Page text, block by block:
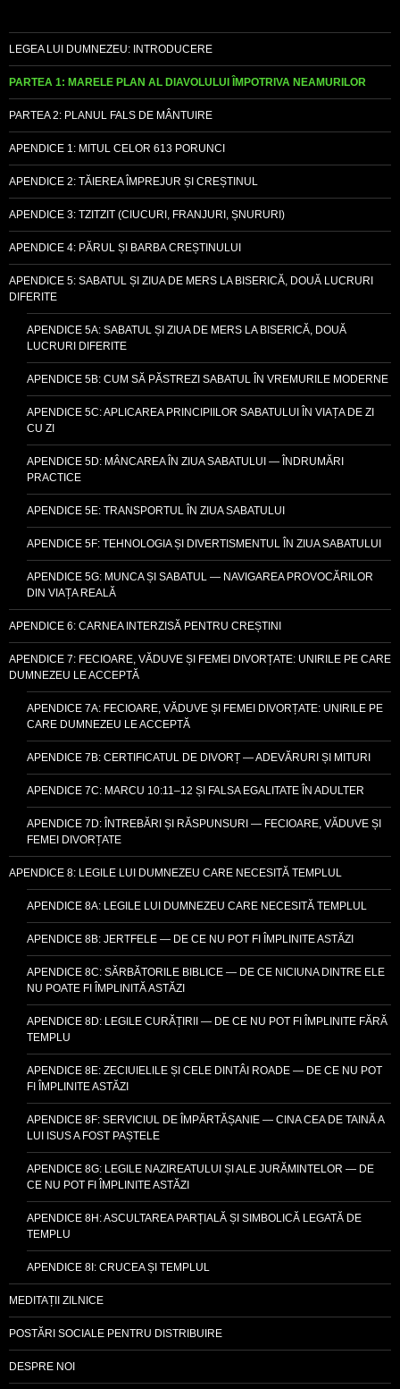
LEGEA LUI DUMNEZEU: INTRODUCERE
PARTEA 1: MARELE PLAN AL DIAVOLULUI ÎMPOTRIVA NEAMURILOR
PARTEA 2: PLANUL FALS DE MÂNTUIRE
APENDICE 1: MITUL CELOR 613 PORUNCI
APENDICE 2: TĂIEREA ÎMPREJUR ȘI CREȘTINUL
APENDICE 3: TZITZIT (CIUCURI, FRANJURI, ȘNURURI)
APENDICE 4: PĂRUL ȘI BARBA CREȘTINULUI
APENDICE 5: SABATUL ȘI ZIUA DE MERS LA BISERICĂ, DOUĂ LUCRURI
DIFERITE
APENDICE 5A: SABATUL ȘI ZIUA DE MERS LA BISERICĂ, DOUĂ
LUCRURI DIFERITE
APENDICE 5B: CUM SĂ PĂSTREZI SABATUL ÎN VREMURILE MODERNE
APENDICE 5C: APLICAREA PRINCIPIILOR SABATULUI ÎN VIAȚA DE ZI
CU ZI
APENDICE 5D: MÂNCAREA ÎN ZIUA SABATULUI — ÎNDRUMĂRI
PRACTICE
APENDICE 5E: TRANSPORTUL ÎN ZIUA SABATULUI
APENDICE 5F: TEHNOLOGIA ȘI DIVERTISMENTUL ÎN ZIUA SABATULUI
APENDICE 5G: MUNCA ȘI SABATUL — NAVIGAREA PROVOCĂRILOR
DIN VIAȚA REALĂ
APENDICE 6: CARNEA INTERZISĂ PENTRU CREȘTINI
APENDICE 7: FECIOARE, VĂDUVE ȘI FEMEI DIVORȚATE: UNIRILE PE CARE
DUMNEZEU LE ACCEPTĂ
APENDICE 7A: FECIOARE, VĂDUVE ȘI FEMEI DIVORȚATE: UNIRILE PE
CARE DUMNEZEU LE ACCEPTĂ
APENDICE 7B: CERTIFICATUL DE DIVORȚ — ADEVĂRURI ȘI MITURI
APENDICE 7C: MARCU 10:11–12 ȘI FALSA EGALITATE ÎN ADULTER
APENDICE 7D: ÎNTREBĂRI ȘI RĂSPUNSURI — FECIOARE, VĂDUVE ȘI
FEMEI DIVORȚATE
APENDICE 8: LEGILE LUI DUMNEZEU CARE NECESITĂ TEMPLUL
APENDICE 8A: LEGILE LUI DUMNEZEU CARE NECESITĂ TEMPLUL
APENDICE 8B: JERTFELE — DE CE NU POT FI ÎMPLINITE ASTĂZI
APENDICE 8C: SĂRBĂTORILE BIBLICE — DE CE NICIUNA DINTRE ELE
NU POATE FI ÎMPLINITĂ ASTĂZI
APENDICE 8D: LEGILE CURĂȚIRII — DE CE NU POT FI ÎMPLINITE FĂRĂ
TEMPLU
APENDICE 8E: ZECIUIELILE ȘI CELE DINTÂI ROADE — DE CE NU POT
FI ÎMPLINITE ASTĂZI
APENDICE 8F: SERVICIUL DE ÎMPĂRTĂȘANIE — CINA CEA DE TAINĂ A
LUI ISUS A FOST PAȘTELE
APENDICE 8G: LEGILE NAZIREATULUI ȘI ALE JURĂMINTELOR — DE
CE NU POT FI ÎMPLINITE ASTĂZI
APENDICE 8H: ASCULTAREA PARȚIALĂ ȘI SIMBOLICĂ LEGATĂ DE
TEMPLU
APENDICE 8I: CRUCEA ȘI TEMPLUL
MEDITAȚII ZILNICE
POSTĂRI SOCIALE PENTRU DISTRIBUIRE
DESPRE NOI